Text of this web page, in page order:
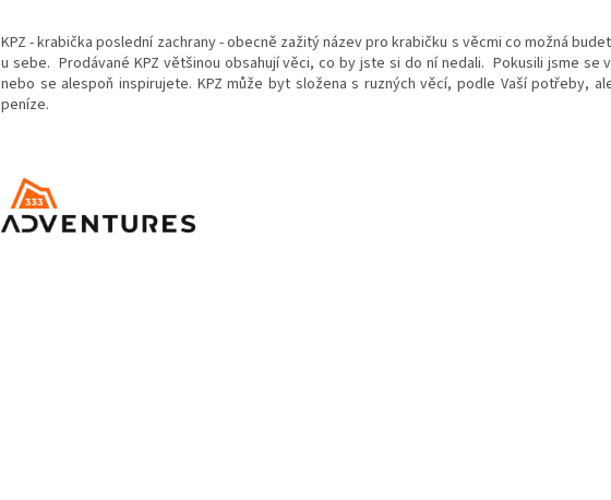
KPZ - krabička poslední zachrany - obecně zažitý název pro krabičku s věcmi co možná
u sebe. Prodávané KPZ většinou obsahují věci, co by jste si do ní nedali. Pokusili jsme
nebo se alespoň inspirujete. KPZ může byt složena s ruzných věcí, podle Vaší potřeby,
peníze.